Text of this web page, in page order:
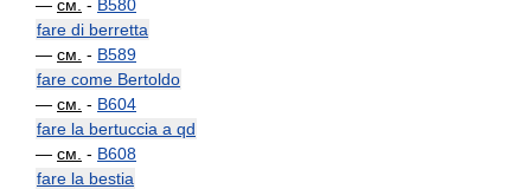
— см. - B580
fare di berretta
— см. - B589
fare come Bertoldo
— см. - B604
fare la bertuccia a qd
— см. - B608
fare la bestia